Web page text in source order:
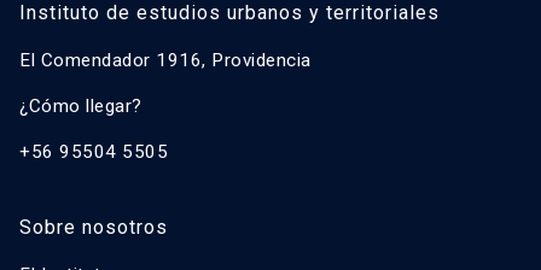
Instituto de estudios urbanos y territoriales
El Comendador 1916, Providencia
¿Cómo llegar?
+56 95504 5505
Sobre nosotros